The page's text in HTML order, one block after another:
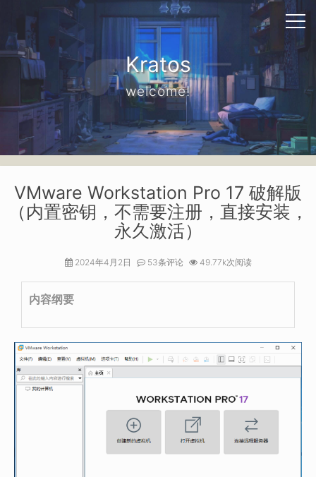
Kratos
welcome!
VMware Workstation Pro 17 破解版
（内置密钥，不需要注册，直接安装，
永久激活）
2024年4月2日 53条评论 49.77k次阅读
内容纲要